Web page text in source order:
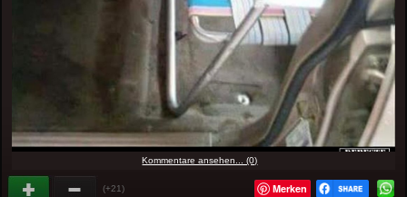
Kommentare ansehen... (0)
(+21) Merken